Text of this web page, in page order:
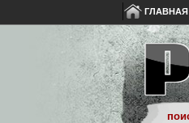
ГЛАВНАЯ